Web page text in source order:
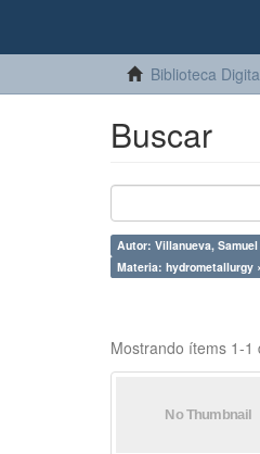
Biblioteca
Buscar
Autor: Villanueva, Samuel
Materia: hydrometallurgy
Mostrando ítems 1-1